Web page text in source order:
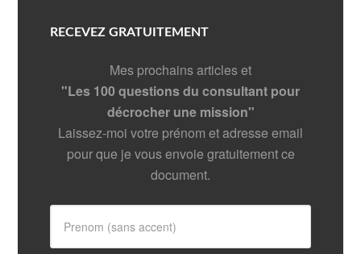
RECEVEZ GRATUITEMENT
Mes prochains articles et
"Les 100 questions du consultant pour
décrocher une mission"
Laissez-moi votre prénom et adresse email
pour que je vous envoie gratuitement ce
document.